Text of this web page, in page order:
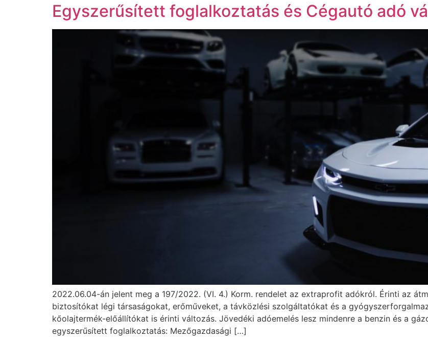
Egyszerűsített foglalkoztatás és Cégautó adó
2022.06.04-án jelent meg a 197/2022. (VI. 4.) Korm. rendelet az extraprofit adókról. Érinti az
biztosítókat légi társaságokat, erőműveket, a távközlési szolgáltatókat és a
kőolajtermék-előállítókat is érinti változás. Jövedéki adóemelés lesz mindenre a benzin és a
egyszerűsített foglalkoztatás: Mezőgazdasági […]